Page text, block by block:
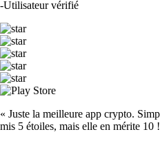
-Utilisateur vérifié
« Juste la meilleure app crypto.
mis 5 étoiles, mais elle en mérite 10